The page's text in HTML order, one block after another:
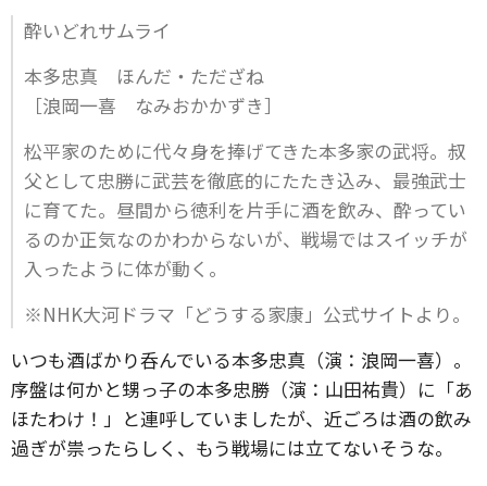
酔いどれサムライ
本多忠真 ほんだ・ただざね
［浪岡一喜 なみおかかずき］
松平家のために代々身を捧げてきた本多家の武将。叔
父として忠勝に武芸を徹底的にたたき込み、最強武士
に育てた。昼間から徳利を片手に酒を飲み、酔ってい
るのか正気なのかわからないが、戦場ではスイッチが
入ったように体が動く。
※NHK大河ドラマ「どうする家康」公式サイトより。
いつも酒ばかり呑んでいる本多忠真（演：浪岡一喜）。
序盤は何かと甥っ子の本多忠勝（演：山田祐貴）に「あ
ほたわけ！」と連呼していましたが、近ごろは酒の飲み
過ぎが祟ったらしく、もう戦場には立てないそうな。